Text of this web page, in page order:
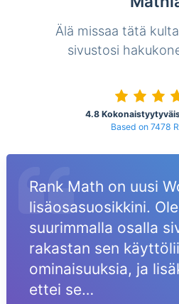
Älä missaa tätä
sivustosi
4.8
Based on 7478
Rank Math on uusi
lisäosasuosikkini.
suurimmalla osalla
rakastan sen
ominaisuuksia, ja
ettei se…